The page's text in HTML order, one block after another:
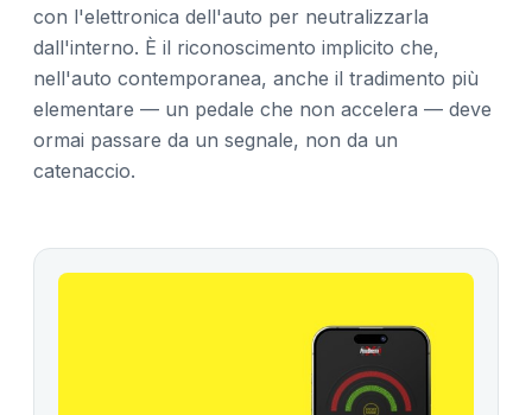
con l'elettronica dell'auto per neutralizzarla
dall'interno. È il riconoscimento implicito che,
nell'auto contemporanea, anche il tradimento più
elementare — un pedale che non accelera — deve
ormai passare da un segnale, non da un
catenaccio.